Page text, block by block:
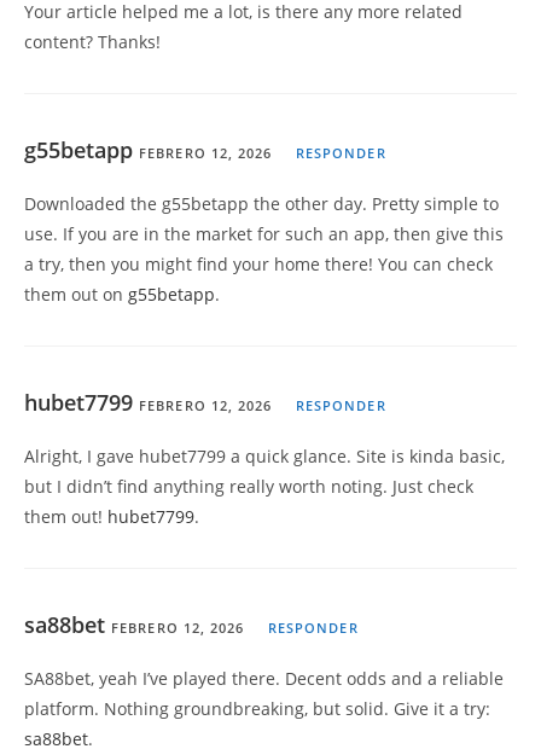
Your article helped me a lot, is there any more related
content? Thanks!
g55betapp FEBRERO 12, 2026 RESPONDER
Downloaded the g55betapp the other day. Pretty simple to
use. If you are in the market for such an app, then give this
a try, then you might find your home there! You can check
them out on g55betapp.
hubet7799 FEBRERO 12, 2026 RESPONDER
Alright, I gave hubet7799 a quick glance. Site is kinda basic,
but I didn’t find anything really worth noting. Just check
them out! hubet7799.
sa88bet FEBRERO 12, 2026 RESPONDER
SA88bet, yeah I’ve played there. Decent odds and a reliable
platform. Nothing groundbreaking, but solid. Give it a try:
sa88bet.